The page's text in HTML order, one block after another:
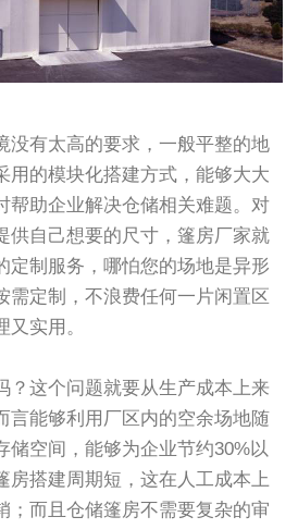
没有太高的要求，一般平整的地
用的模块化搭建方式，能够大大
帮助企业解决仓储相关难题。对
供自己想要的尺寸，篷房厂家就
定制服务，哪怕您的场地是异形
需定制，不浪费任何一片闲置区
实用。
？这个问题就要从生产成本上来
言能够利用厂区内的空余场地随
储空间，能够为企业节约30%以
房搭建周期短，这在人工成本上
；而且仓储篷房不需要复杂的审